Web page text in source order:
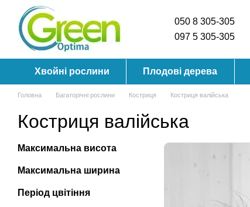
Перейти до основного контенту
050 8 305-305
097 5 305-305
Хвойні рослини Плодові дерева
Головна Багаторічні рослини Костриця Костриця валійська
Костриця валійська
Максимальна висота
Максимальна ширина
Період цвітіння